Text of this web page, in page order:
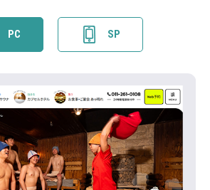
PC SP